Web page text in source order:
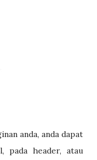
anda, anda dapat
pada header, atau